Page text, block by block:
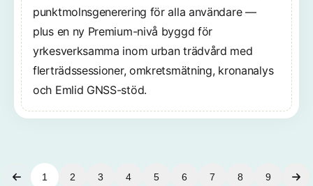
punktmolnsgenerering för alla användare —
plus en ny Premium-nivå byggd för
yrkesverksamma inom urban trädvård med
flerträdssessioner, omkretsmätning, kronanalys
och Emlid GNSS-stöd.
1 2 3 4 5 6 7 8 9